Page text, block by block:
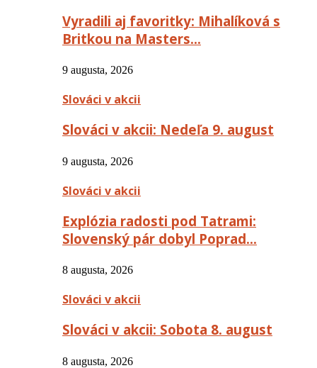
Vyradili aj favoritky: Mihalíková s
Britkou na Masters…
9 augusta, 2026
Slováci v akcii
Slováci v akcii: Nedeľa 9. august
9 augusta, 2026
Slováci v akcii
Explózia radosti pod Tatrami:
Slovenský pár dobyl Poprad…
8 augusta, 2026
Slováci v akcii
Slováci v akcii: Sobota 8. august
8 augusta, 2026